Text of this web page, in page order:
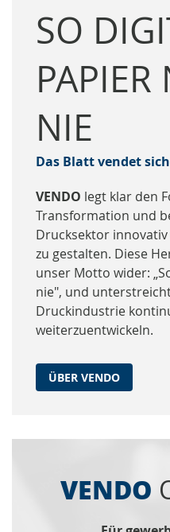
SO
PAPIER
NIE
Das Blatt vendet
VENDO legt klar den
Transformation und
Drucksektor
zu gestalten. Diese
unser Motto wider:
nie", und
Druckindustrie
weiterzuentwickeln.
ÜBER VENDO
VENDO